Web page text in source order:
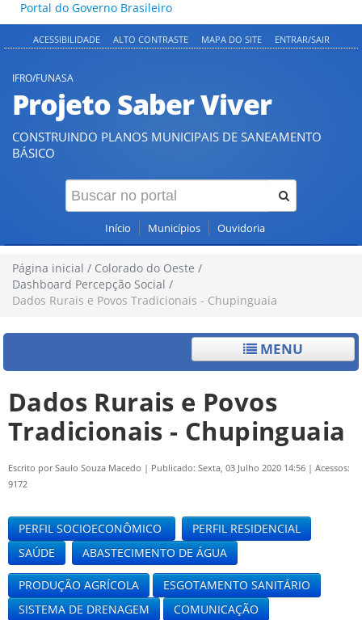
Portal do Governo Brasileiro
ACESSIBILIDADE ALTO CONTRASTE MAPA DO SITE ENTRAR/SAIR
IFRO/FUNASA
Projeto Saber Viver
CONSTRUINDO PLANOS MUNICIPAIS DE SANEAMENTO
BÁSICO
Início Municípios Ouvidoria
Página inicial / Colorado do Oeste /
Dashboard Percepção Social /
Dados Rurais e Povos Tradicionais - Chupinguaia
MENU
Dados Rurais e Povos
Tradicionais - Chupinguaia
Escrito porSaulo Souza Macedo | Publicado: Sexta, 03 Julho 2020 14:56 | Acessos:
9172
PERFIL SOCIOECONÔMICO
PERFIL RESIDENCIAL
SAÚDE
ABASTECIMENTO DE ÁGUA
PRODUÇÃO AGRÍCOLA
ESGOTAMENTO SANITÁRIO
SISTEMA DE DRENAGEM
COMUNICAÇÃO